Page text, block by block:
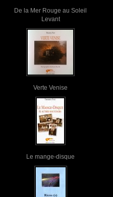
De la Mer Rouge au Soleil
Levant
Verte Venise
Le mange-disque